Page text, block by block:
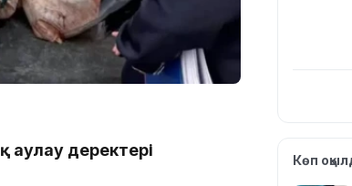
аулау деректері
19:10
Көп